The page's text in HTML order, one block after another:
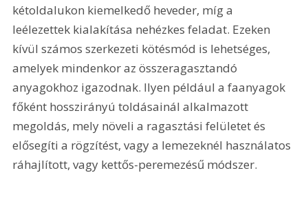
kétoldalukon kiemelkedő heveder, míg a
leélezettek kialakítása nehézkes feladat. Ezeken
kívül számos szerkezeti kötésmód is lehetséges,
amelyek mindenkor az összeragasztandó
anyagokhoz igazodnak. Ilyen például a faanyagok
főként hosszirányú toldásainál alkalmazott
megoldás, mely növeli a ragasztási felületet és
elősegíti a rögzítést, vagy a lemezeknél használatos
ráhajlított, vagy kettős-peremezésű módszer.